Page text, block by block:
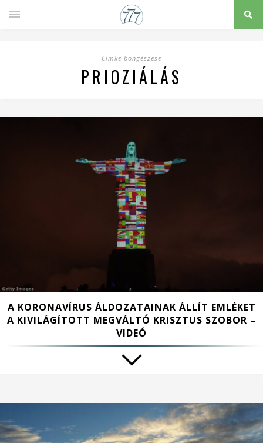
Címke böngészése
PRIOZIÁLÁS
A KORONAVÍRUS ÁLDOZATAINAK ÁLLÍT EMLÉKET
A KIVILÁGÍTOTT MEGVÁLTÓ KRISZTUS SZOBOR –
VIDEÓ